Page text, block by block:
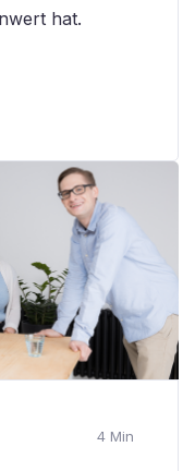
hat.
4 Min